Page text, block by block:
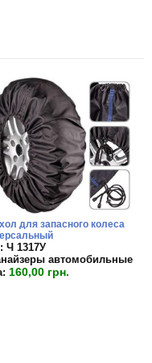
для запасного колеса
Ч 1317У
автомобильные
160,00 грн.